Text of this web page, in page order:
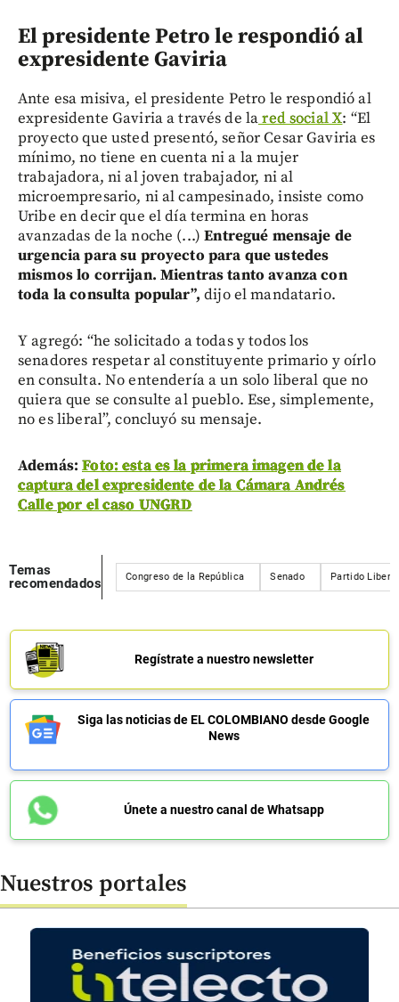
El presidente Petro le respondió al
expresidente Gaviria
Ante esa misiva, el presidente Petro le respondió al
expresidente Gaviria a través de lared social X: “El
proyecto que usted presentó, señor Cesar Gaviria es
mínimo, no tiene en cuenta ni a la mujer
trabajadora, ni al joven trabajador, ni al
microempresario, ni al campesinado, insiste como
Uribe en decir que el día termina en horas
avanzadas de la noche (...)Entregué mensaje de
urgencia para su proyecto para que ustedes
mismos lo corrijan. Mientras tanto avanza con
toda la consulta popular”,dijo el mandatario.
Y agregó: “he solicitado a todas y todos los
senadores respetar al constituyente primario y oírlo
en consulta. No entendería a un solo liberal que no
quiera que se consulte al pueblo. Ese, simplemente,
no es liberal”, concluyó su mensaje.
Además:Foto: esta es la primera imagen de la
captura del expresidente de la Cámara Andrés
Calle por el caso UNGRD
Temas
recomendados
Congreso de la República Senado Partido Liberal
Regístrate a nuestro newsletter
Siga las noticias de EL COLOMBIANO desde Google
News
Únete a nuestro canal de Whatsapp
Nuestros portales